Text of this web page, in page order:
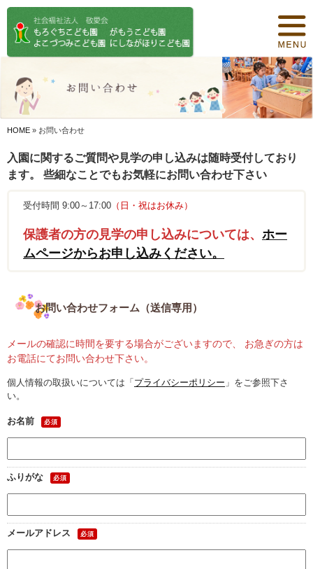
HOME » お問い合わせ
入園に関するご質問や見学の申し込みは随時受付しており
ます。 些細なことでもお気軽にお問い合わせ下さい
受付時間 9:00～17:00 （日・祝はお休み）
保護者の方の見学の申し込みについては、 ホー
ムページからお申し込みください。
お問い合わせフォーム（送信専用）
メールの確認に時間を要する場合がございますので、 お急ぎの方は
お電話にてお問い合わせ下さい。
個人情報の取扱いについては「 プライバシーポリシー 」をご参照下さ
い。
お名前 必須
ふりがな 必須
メールアドレス 必須
保育について
食事について
オリジナル保育
年間行事
デイリープログラム
お知らせ
園児アルバム
入園のご案内